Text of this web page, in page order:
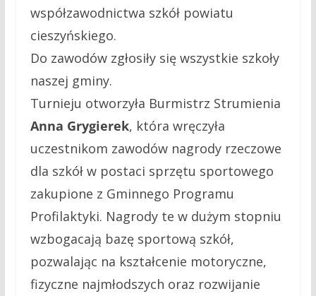
współzawodnictwa szkół powiatu
cieszyńskiego.
Do zawodów zgłosiły się wszystkie szkoły
naszej gminy.
Turnieju otworzyła Burmistrz Strumienia
Anna Grygierek, która wręczyła
uczestnikom zawodów nagrody rzeczowe
dla szkół w postaci sprzętu sportowego
zakupione z Gminnego Programu
Profilaktyki. Nagrody te w dużym stopniu
wzbogacają bazę sportową szkół,
pozwalając na kształcenie motoryczne,
fizyczne najmłodszych oraz rozwijanie